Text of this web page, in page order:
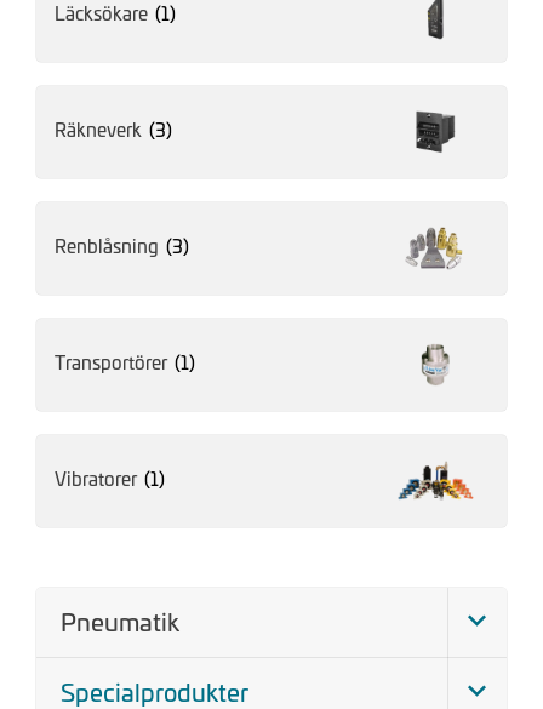
Läcksökare (1)
Räkneverk (3)
Renblåsning (3)
Transportörer (1)
Vibratorer (1)
Pneumatik
Specialprodukter